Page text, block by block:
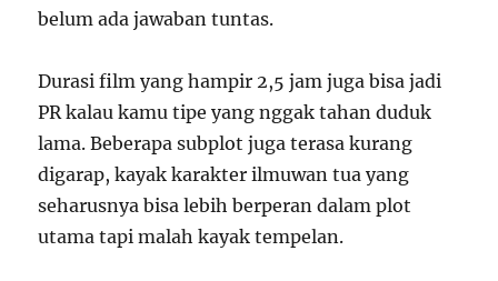
belum ada jawaban tuntas.
Durasi film yang hampir 2,5 jam juga bisa jadi
PR kalau kamu tipe yang nggak tahan duduk
lama. Beberapa subplot juga terasa kurang
digarap, kayak karakter ilmuwan tua yang
seharusnya bisa lebih berperan dalam plot
utama tapi malah kayak tempelan.